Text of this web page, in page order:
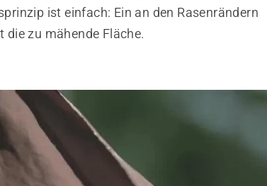
ist einfach: Ein an den Rasenrändern
zu mähende Fläche.